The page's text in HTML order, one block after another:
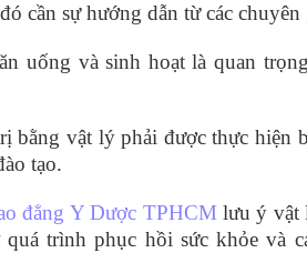
cần sự hướng dẫn từ các chuyên
uống và sinh hoạt là quan
bằng vật lý phải được thực hiện
tạo.
đẳng Y Dược TPHCM lưu ý vật
trình phục hồi sức khỏe và